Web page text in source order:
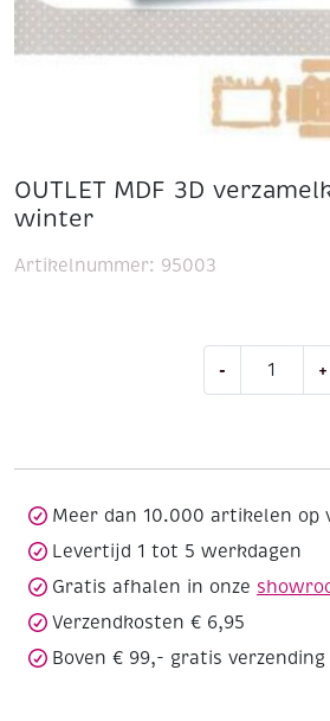
OUTLET MDF 3D
winter
-
winter
aantal
+
Artikelnummer: 95003
Meer dan 10.000 artikelen op
Levertijd 1 tot 5 werkdagen
Gratis afhalen in onze
Verzendkosten € 6,95
Boven € 99,- gratis verzending